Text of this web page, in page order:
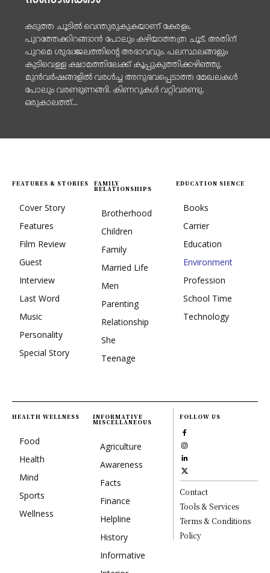
കടുത്ത ചൂടിൽ വെന്തുരുകുകയാണ് കേരളം.
പുറത്തേക്കിറങ്ങാൻ പോലും കഴിയാത്തത്ര ചൂട്. അതിന്
പുറമെ ശുദ്ധജലത്തിന്റെ അഭാവവും. പലസ്ഥലങ്ങളും
കുടിവെള്ള ക്ഷാമത്തിലേക്ക് കൂപ്പുകുത്തിക്കഴിഞ്ഞു.
മുൻവർഷങ്ങളിൽ വരൾച്ച അനുഭവപ്പെടാത്ത മേഖലകൾ
പോലും വരണ്ടുണങ്ങി. കിണറുകൾ വറ്റിവരണ്ടു.
ഒരുകാലത്ത്...
FEATURES & STORIES
Cover Story
Features
Film Review
Guest
Interview
Last Word
Music
Personality
Special Story
FAMILY
RELATIONSHIPS
Brotherhood
Children
Family
Married Life
Men
Parenting
Relationship
She
Teenage
EDUCATION SIENCE
Books
Carrier
Education
Environment
Profession
School Time
Technology
HEALTH WELLNESS
Food
Health
Mind
Sports
Wellness
INFORMATIVE
MISCELLANEOUS
Agriculture
Awareness
Facts
Finance
Helpline
History
Informative
FOLLOW US
Contact
Tools & Services
Terms & Conditions
Policy